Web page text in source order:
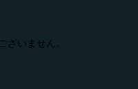
ざいません。